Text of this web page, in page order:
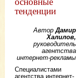
тенденции
АвторДамир
Халилов,
руководитель
агентства
интернет-рекламы
Специалистами
агентства интернет-